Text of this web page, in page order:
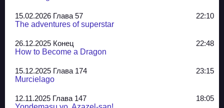
15.02.2026 Глава 57
22:10
The adventures of superstar
26.12.2025 Конец
22:48
How to Become a Dragon
15.12.2025 Глава 174
23:15
Murcielago
12.11.2025 Глава 147
18:05